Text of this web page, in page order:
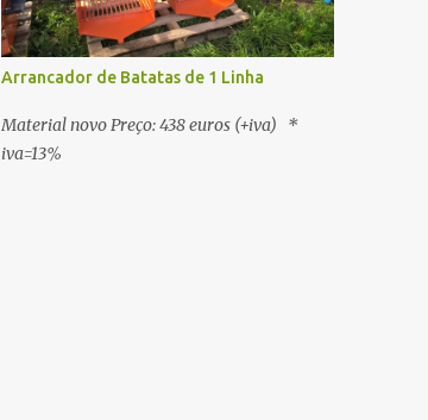
Arrancador de Batatas de 1 Linha
Material novo Preço: 438 euros (+iva) *
iva=13%